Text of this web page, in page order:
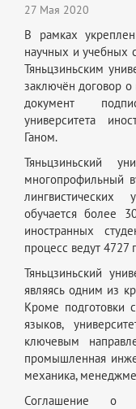
27 Мая 2020
В рамках
научных и учебных
Тяньцзиньским
заключён договор о
документ
университета
Ганом.
Тяньцзиньский
многопрофильный
обучается более
иностранных
процесс ведут 4727
Тяньцзиньский
являясь одним из
Кроме подготовки
языков,
ключевым
промышленная
механика,
Соглашение о